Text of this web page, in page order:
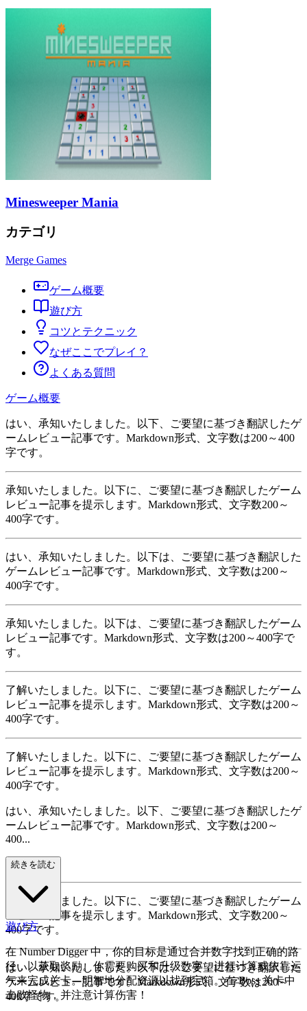
Minesweeper Mania
カテゴリ
Merge Games
ゲーム概要
遊び方
コツとテクニック
なぜここでプレイ？
よくある質問
ゲーム概要
はい、承知いたしました。以下、ご要望に基づき翻訳したゲ
ームレビュー記事です。Markdown形式、文字数は200～400
字です。
承知いたしました。以下に、ご要望に基づき翻訳したゲーム
レビュー記事を提示します。Markdown形式、文字数200～
400字です。
はい、承知いたしました。以下は、ご要望に基づき翻訳した
ゲームレビュー記事です。Markdown形式、文字数は200～
400字です。
承知いたしました。以下は、ご要望に基づき翻訳したゲーム
レビュー記事です。Markdown形式、文字数は200～400字で
す。
了解いたしました。以下に、ご要望に基づき翻訳したゲーム
レビュー記事を提示します。Markdown形式、文字数は200～
400字です。
了解いたしました。以下に、ご要望に基づき翻訳したゲーム
レビュー記事を提示します。Markdown形式、文字数は200～
400字です。
はい、承知いたしました。以下、ご要望に基づき翻訳したゲ
ームレビュー記事です。Markdown形式、文字数は200～
400...
字です。
承知いたしました。以下に、ご要望に基づき翻訳したゲーム
レビュー記事を提示します。Markdown形式、文字数200～
400字です。
はい、承知いたしました。以下は、ご要望に基づき翻訳した
ゲームレビュー記事です。Markdown形式、文字数は200～
400字です。
続きを読む
遊び方
在 Number Digger 中，你的目标是通过合并数字找到正确的路
径，以获取奖励。你需要购买和升级数字，进行计算或依靠运
气来完成关卡。明智地分配资源以找到宝箱。在 Boss 关卡中
击败怪物，并注意计算伤害！